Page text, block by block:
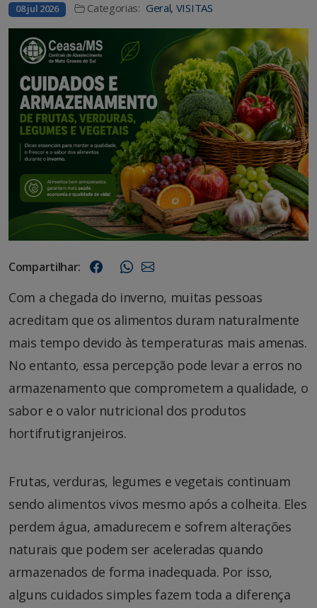
08 jul 2026 Categorias: Geral, VISITAS
Compartilhar:
Com a chegada do inverno, muitas pessoas
acreditam que os alimentos duram naturalmente
mais tempo devido às temperaturas mais amenas.
No entanto, essa percepção pode levar a erros no
armazenamento que comprometem a qualidade, o
sabor e o valor nutricional dos produtos
hortifrutigranjeiros.
Frutas, verduras, legumes e vegetais continuam
sendo alimentos vivos mesmo após a colheita. Eles
perdem água, amadurecem e sofrem alterações
naturais que podem ser aceleradas quando
armazenados de forma inadequada. Por isso,
alguns cuidados simples fazem toda a diferença